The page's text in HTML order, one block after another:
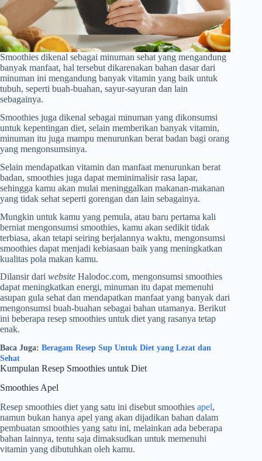
Smoothies dikenal sebagai minuman sehat yang mengandung
banyak manfaat, hal tersebut dikarenakan bahan dasar dari
minuman ini mengandung banyak vitamin yang baik untuk
tubuh, seperti buah-buahan, sayur-sayuran dan lain
sebagainya.
Smoothies juga dikenal sebagai minuman yang dikonsumsi
untuk kepentingan diet, selain memberikan banyak vitamin,
minuman itu juga mampu menurunkan berat badan bagi orang
yang mengonsumsinya.
Selain mendapatkan vitamin dan manfaat menurunkan berat
badan, smoothies juga dapat meminimalisir rasa lapar,
sehingga kamu akan mulai meninggalkan makanan-makanan
yang tidak sehat seperti gorengan dan lain sebagainya.
Mungkin untuk kamu yang pemula, atau baru pertama kali
berniat mengonsumsi smoothies, kamu akan sedikit tidak
terbiasa, akan tetapi seiring berjalannya waktu, mengonsumsi
smoothies dapat menjadi kebiasaan baik yang meningkatkan
kualitas pola makan kamu.
Dilansir dari website Halodoc.com, mengonsumsi smoothies
dapat meningkatkan energi, minuman itu dapat memenuhi
asupan gula sehat dan mendapatkan manfaat yang banyak dari
mengonsumsi buah-buahan sebagai bahan utamanya. Berikut
ini beberapa resep smoothies untuk diet yang rasanya tetap
enak.
Baca Juga: Beragam Resep Sup Untuk Diet yang Lezat dan
Sehat
Kumpulan Resep Smoothies untuk Diet
Smoothies Apel
Resep smoothies diet yang satu ini disebut smoothies apel,
namun bukan hanya apel yang akan dijadikan bahan dalam
pembuatan smoothies yang satu ini, melainkan ada beberapa
bahan lainnya, tentu saja dimaksudkan untuk memenuhi
vitamin yang dibutuhkan oleh kamu.